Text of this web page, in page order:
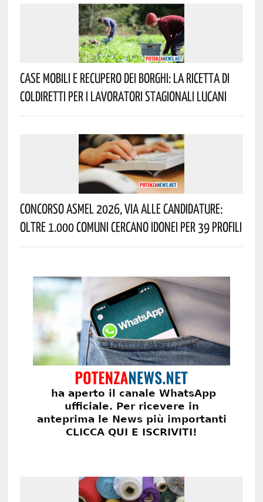
Case Mobili E Recupero Dei Borghi: La Ricetta Di
Coldiretti Per I Lavoratori Stagionali Lucani
Concorso Asmel 2026, Via Alle Candidature:
Oltre 1.000 Comuni Cercano Idonei Per 39 Profili